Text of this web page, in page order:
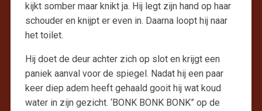
kijkt somber maar knikt ja. Hij legt zijn hand op haar
schouder en knijpt er even in. Daarna loopt hij naar
het toilet.
Hij doet de deur achter zich op slot en krijgt een
paniek aanval voor de spiegel. Nadat hij een paar
keer diep adem heeft gehaald gooit hij wat koud
water in zijn gezicht. ‘BONK BONK BONK” op de